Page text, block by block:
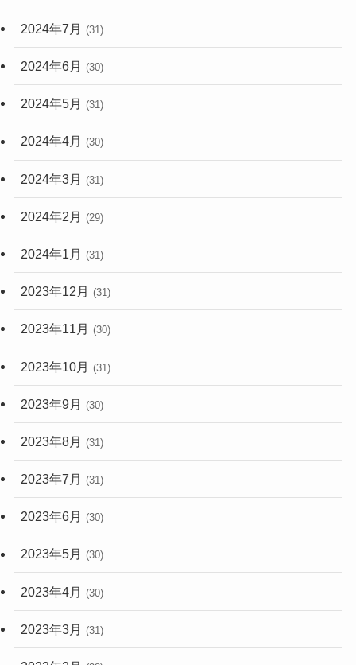
2024年7月 (31)
2024年6月 (30)
2024年5月 (31)
2024年4月 (30)
2024年3月 (31)
2024年2月 (29)
2024年1月 (31)
2023年12月 (31)
2023年11月 (30)
2023年10月 (31)
2023年9月 (30)
2023年8月 (31)
2023年7月 (31)
2023年6月 (30)
2023年5月 (30)
2023年4月 (30)
2023年3月 (31)